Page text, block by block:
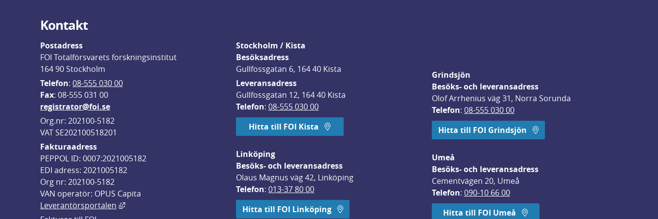
Kontakt
Postadress
FOI Totalförsvarets forskningsinstitut
164 90 Stockholm
Telefon: 08-555 030 00
Fax: 08-555 031 00
registrator@foi.se
Org.nr: 202100-5182
VAT SE202100518201
Fakturaadress
PEPPOL ID: 0007:2021005182
EDI adress: 2021005182
Org nr: 202100-5182
VAN operatör: OPUS Capita
Leverantörsportalen
Länk till annan webbplats, öppnas i nytt fönster.
Stockholm / Kista
Besöksadress
Gullfossgatan 6, 164 40 Kista
Leveransadress
Gullfossgatan 12, 164 40 Kista
Telefon: 08-555 030 00
Hitta till FOI Kista
Linköping
Besöks- och leveransadress
Olaus Magnus väg 42, Linköping
Telefon: 013-37 80 00
Hitta till FOI Linköping
Grindsjön
Besöks- och leveransadress
Olof Arrhenius väg 31, Norra Sorunda
Telefon: 08-555 030 00
Hitta till FOI Grindsjön
Umeå
Besöks- och leveransadress
Cementvägen 20, Umeå
Telefon: 090-10 66 00
Hitta till FOI Umeå